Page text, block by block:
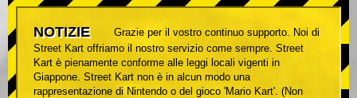
NOTIZIE
Grazie per il vostro continuo supporto. Noi di
Street Kart offriamo il nostro servizio come sempre. Street
Kart è pienamente conforme alle leggi locali vigenti in
Giappone. Street Kart non è in alcun modo una
rappresentazione di Nintendo o del gioco 'Mario Kart'. (Non